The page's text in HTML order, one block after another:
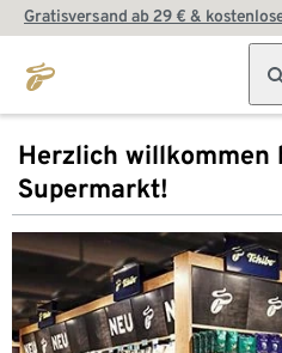
Gratisversand ab 29 € &
Herzlich willkommen
Supermarkt!